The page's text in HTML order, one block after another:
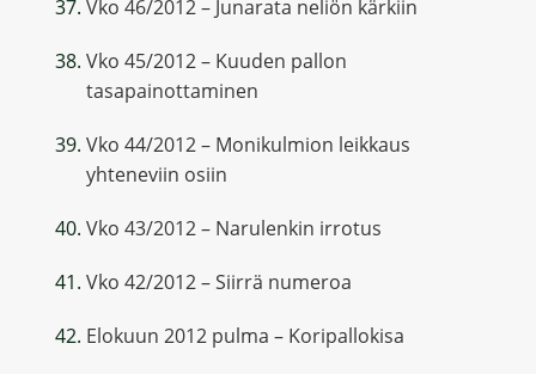
Vko 46/2012 – Junarata neliön kärkiin
Vko 45/2012 – Kuuden pallon
tasapainottaminen
Vko 44/2012 – Monikulmion leikkaus
yhteneviin osiin
Vko 43/2012 – Narulenkin irrotus
Vko 42/2012 – Siirrä numeroa
Elokuun 2012 pulma – Koripallokisa